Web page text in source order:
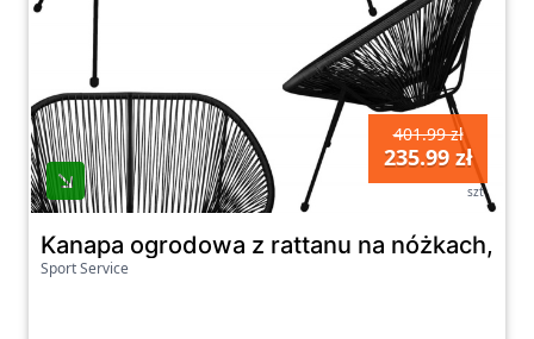
401.99 zł
235.99 zł
szt
Kanapa ogrodowa z rattanu na nóżkach,
Sport Service